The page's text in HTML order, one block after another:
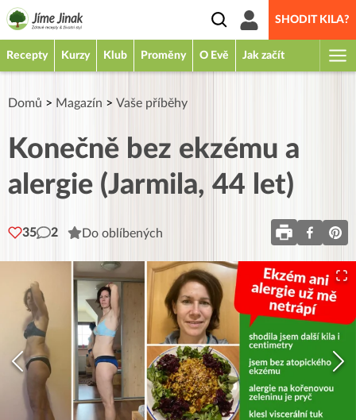
SHODIT KILA?
Recepty Kurzy Klub Proměny O Evě Jak začít
Domů > Magazín > Vaše příběhy
Konečně bez ekzému a
alergie (Jarmila, 44 let)
35 2 Do oblíbených